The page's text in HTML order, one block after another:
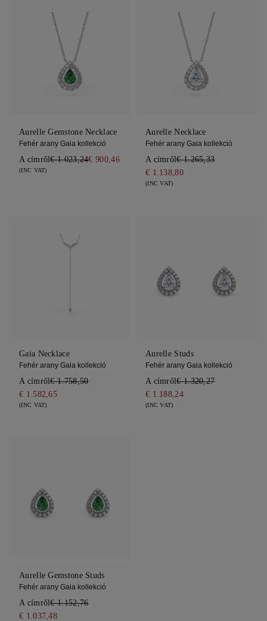
Aurelle Gemstone Necklace
Fehér arany Gaia kollekció
A címről€ 1.023,24€ 900,46
(INC VAT)
Aurelle Necklace
Fehér arany Gaia kollekció
A címről€ 1.265,33
€ 1.138,80
(INC VAT)
Gaia Necklace
Fehér arany Gaia kollekció
A címről€ 1.758,50
€ 1.582,65
(INC VAT)
Aurelle Studs
Fehér arany Gaia kollekció
A címről€ 1.320,27
€ 1.188,24
(INC VAT)
Aurelle Gemstone Studs
Fehér arany Gaia kollekció
A címről€ 1.152,76
€ 1.037,48